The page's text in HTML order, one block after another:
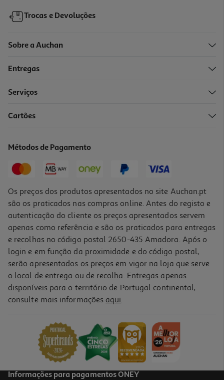
Esponja Auchan Em Pele 4x8x12cm
Trocas e Devoluções
Sobre a Auchan
Entregas
Serviços
Cartões
Métodos de Pagamento
Os preços dos produtos apresentados no site Auchan.pt
são os praticados nas compras online. Antes do registo e
autenticação do cliente os preços apresentados servem
apenas como referência e são os praticados para entregas
e recolhas no código postal 2650-435 Amadora. Após o
login e em função da proximidade e do código postal,
serão apresentados os preços em vigor na loja que serve
o local de entrega ou de recolha. Entregas apenas
disponíveis para o território de Portugal continental,
consulte mais informações aqui.
Informações para pagamentos ONEY